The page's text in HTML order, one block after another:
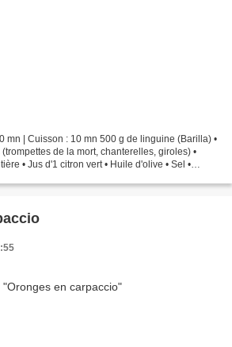
mn | Cuisson : 10 mn 500 g de linguine (Barilla) •
de la mort, chanterelles, giroles) •
• Jus d'1 citron vert • Huile d'olive • Sel •